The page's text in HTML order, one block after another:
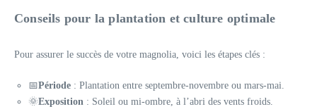
Conseils pour la plantation et culture optimale
Pour assurer le succès de votre magnolia, voici les étapes clés :
📅Période : Plantation entre septembre-novembre ou mars-mai.
🌞Exposition : Soleil ou mi-ombre, à l’abri des vents froids.